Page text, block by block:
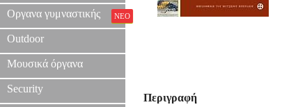
Οργανα γυμναστικής ΝΕΟ
Outdoor
Μουσικά όργανα
Security
Περιγραφή